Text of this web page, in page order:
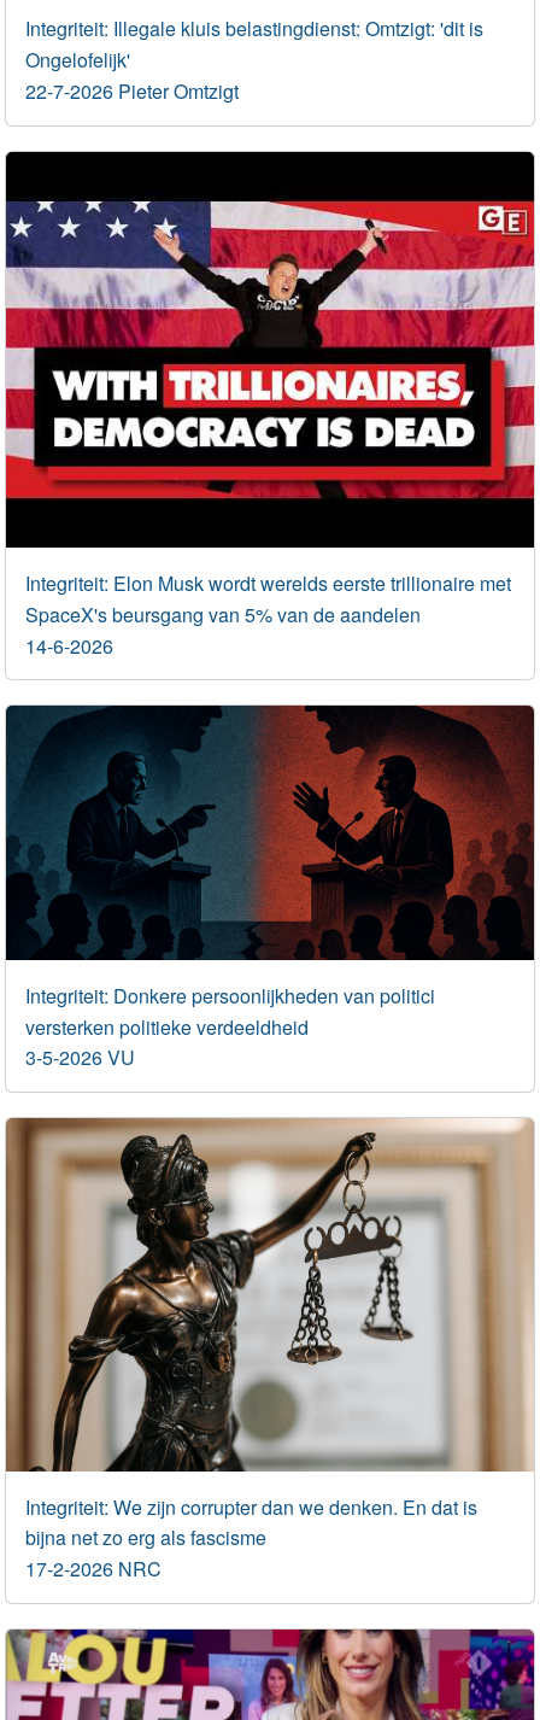
Integriteit: Illegale kluis belastingdienst: Omtzigt: 'dit is
Ongelofelijk'
22-7-2026 Pieter Omtzigt
Integriteit: Elon Musk wordt werelds eerste trillionaire met
SpaceX's beursgang van 5% van de aandelen
14-6-2026
Integriteit: Donkere persoonlijkheden van politici
versterken politieke verdeeldheid
3-5-2026 VU
Integriteit: We zijn corrupter dan we denken. En dat is
bijna net zo erg als fascisme
17-2-2026 NRC